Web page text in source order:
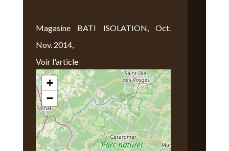
Magasine BATI ISOLATION, Oct.
Nov. 2014,
Voir l'article
Nous Trouver
+
−